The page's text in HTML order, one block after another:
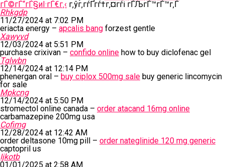
гЃ©гЃ“гЃ§иІ·гЃ€г‚‹ г‚ўг‚­гѓҐгѓ†г‚¤гѓі гЃЉгЃ™гЃ™г‚Ѓ
Rhkgdp
11/27/2024 at 7:02 PM
eriacta energy – apcalis bang forzest gentle
Xawyvd
12/03/2024 at 5:51 PM
purchase crixivan – confido online how to buy diclofenac gel
Tglwbn
12/14/2024 at 12:14 PM
phenergan oral – buy ciplox 500mg sale buy generic lincomycin
for sale
Mpkcng
12/14/2024 at 5:50 PM
stromectol online canada – order atacand 16mg online
carbamazepine 200mg usa
Cofimg
12/28/2024 at 12:42 AM
order deltasone 10mg pill – order nateglinide 120 mg generic
captopril us
Ijkotb
01/01/2025 at 2:58 AM